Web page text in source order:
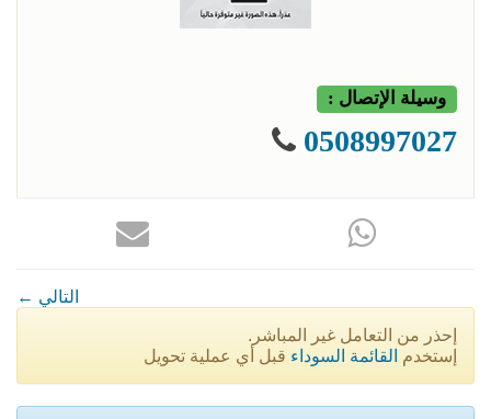
وسيلة الإتصال :
0508997027
← التالي
إحذر من التعامل غير المباشر.
إستخدم القائمة السوداء قبل أي عملية تحويل